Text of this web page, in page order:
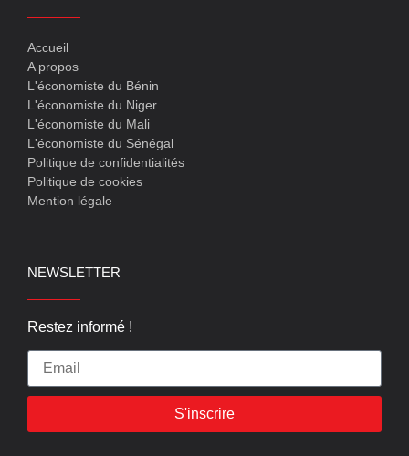
Accueil
A propos
L'économiste du Bénin
L'économiste du Niger
L'économiste du Mali
L'économiste du Sénégal
Politique de confidentialités
Politique de cookies
Mention légale
NEWSLETTER
Restez informé !
S'inscrire